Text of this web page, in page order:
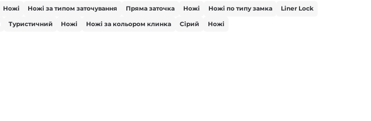
Ножі Ножі за типом заточування Пряма заточка Ножі Ножі по типу замка Liner Lock
Туристичний Ножі Ножі за кольором клинка Сірий Ножі